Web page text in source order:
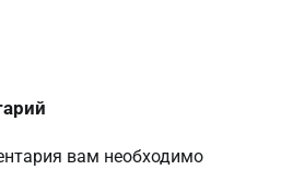
вам необходимо